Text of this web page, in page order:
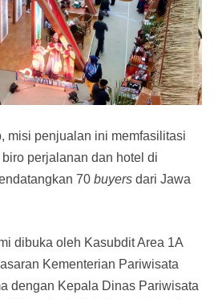
misi penjualan ini memfasilitasi
perjalanan dan hotel di
70 buyers dari Jawa
dibuka oleh Kasubdit Area 1A
Kementerian Pariwisata
dengan Kepala Dinas Pariwisata